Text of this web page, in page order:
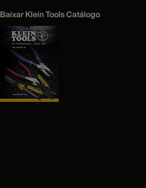
Baixar Klein Tools Catálogo